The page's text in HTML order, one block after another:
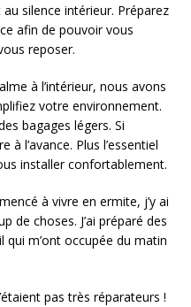
silence intérieur. Préparez
afin de pouvoir vous
reposer.
à l’intérieur, nous avons
votre environnement.
bagages légers. Si
l’avance. Plus l’essentiel
installer confortablement.
à vivre en ermite, j’y ai
de choses. J’ai préparé des
qui m’ont occupée du matin
pas très réparateurs !